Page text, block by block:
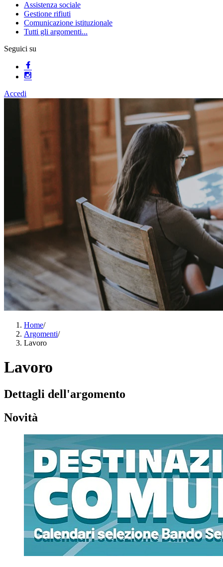
Assistenza sociale
Gestione rifiuti
Comunicazione istituzionale
Tutti gli argomenti...
Seguici su
Accedi
Home/
Argomenti/
Lavoro
Lavoro
Dettagli dell'argomento
Novità